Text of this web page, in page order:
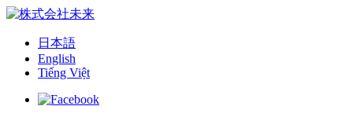
日本語
English
Tiếng Việt